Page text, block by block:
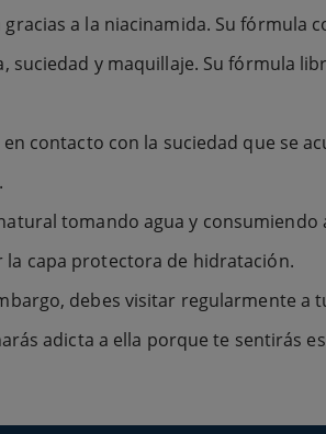
a la niacinamida. Su fórmula
y maquillaje. Su fórmula
contacto con la suciedad que se
tomando agua y consumiendo
capa protectora de hidratación.
debes visitar regularmente a
adicta a ella porque te sentirás